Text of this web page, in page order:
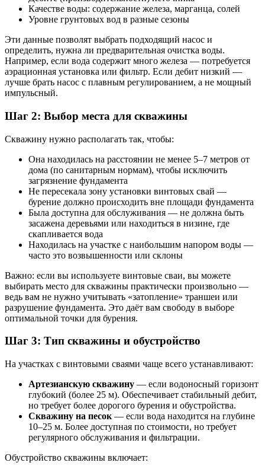
Качестве воды: содержание железа, марганца, солей
Уровне грунтовых вод в разные сезоны
Эти данные позволят выбрать подходящий насос и
определить, нужна ли предварительная очистка воды.
Например, если вода содержит много железа — потребуется
аэрационная установка или фильтр. Если дебит низкий —
лучше брать насос с плавным регулированием, а не мощный
импульсный.
Шаг 2: Выбор места для скважины
Скважину нужно располагать так, чтобы:
Она находилась на расстоянии не менее 5–7 метров от
дома (по санитарным нормам), чтобы исключить
загрязнение фундамента
Не пересекала зону установки винтовых свай —
бурение должно происходить вне площади фундамента
Была доступна для обслуживания — не должна быть
засажена деревьями или находиться в низине, где
скапливается вода
Находилась на участке с наибольшим напором воды —
часто это возвышенности или склоны
Важно: если вы используете винтовые сваи, вы можете
выбирать место для скважины практически произвольно —
ведь вам не нужно учитывать «затопление» траншеи или
разрушение фундамента. Это даёт вам свободу в выборе
оптимальной точки для бурения.
Шаг 3: Тип скважины и обустройство
На участках с винтовыми сваями чаще всего устанавливают:
Артезианскую скважину — если водоносный горизонт
глубокий (более 25 м). Обеспечивает стабильный дебит,
но требует более дорогого бурения и обустройства.
Скважину на песок — если вода находится на глубине
10–25 м. Более доступная по стоимости, но требует
регулярного обслуживания и фильтрации.
Обустройство скважины включает: